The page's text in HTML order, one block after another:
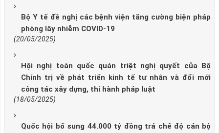
Bộ Y tế đề nghị các bệnh viện tăng cường biện pháp
phòng lây nhiễm COVID-19
(20/05/2025)
Hội nghị toàn quốc quán triệt nghị quyết của Bộ
Chính trị về phát triển kinh tế tư nhân và đổi mới
công tác xây dựng, thi hành pháp luật
(18/05/2025)
Quốc hội bổ sung 44.000 tỷ đồng trả chế độ cán bộ